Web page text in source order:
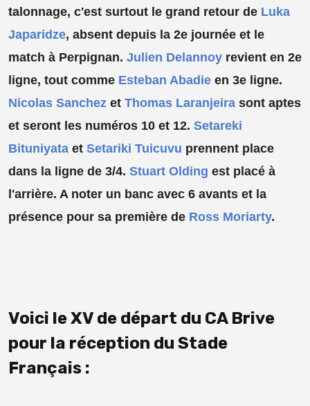
talonnage, c'est surtout le grand retour de Luka
Japaridze, absent depuis la 2e journée et le
match à Perpignan. Julien Delannoy revient en 2e
ligne, tout comme Esteban Abadie en 3e ligne.
Nicolas Sanchez et Thomas Laranjeira sont aptes
et seront les numéros 10 et 12. Setareki
Bituniyata et Setariki Tuicuvu prennent place
dans la ligne de 3/4. Stuart Olding est placé à
l'arrière. A noter un banc avec 6 avants et la
présence pour sa première de Ross Moriarty.
Voici le XV de départ du CA Brive
pour la réception du Stade
Français :